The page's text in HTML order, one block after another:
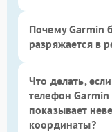
Почему Garmin
разряжается в
Что делать,
телефон Garmin
показывает
координаты?